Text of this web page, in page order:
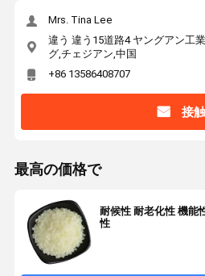
Mrs. Tina Lee
違う 違う15道路4 ヤングアン工
グ,チェジアン,中国
+86 13586408707
接触
最高の価格で
耐候性 耐老化性 機能
性